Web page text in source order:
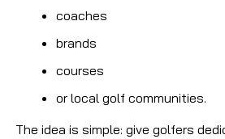
coaches
brands
courses
or local golf communities.
The idea is simple: give golfers